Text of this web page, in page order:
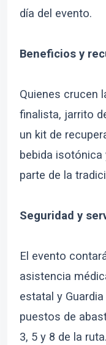
día del evento.
Beneficios y
Quienes crucen
finalista, jarrito
un kit de
bebida isotónica
parte de la
Seguridad y
El evento
asistencia
estatal y
puestos de
3, 5 y 8 de la ruta.